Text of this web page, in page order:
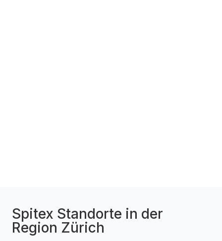
Spitex Standorte in der
Region Zürich